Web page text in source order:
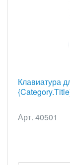
Клавиатура
Арт. 40501